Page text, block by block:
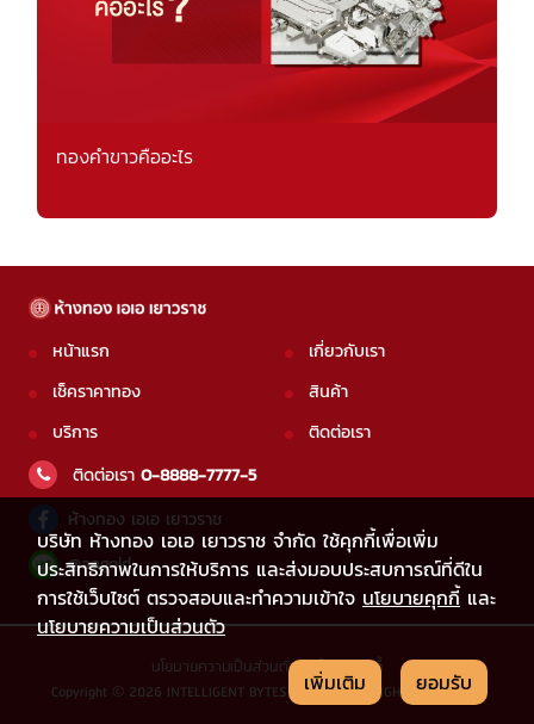
ทองคำขาวคืออะไร
บริษัท ห้างทอง เอเอ เยาวราช จำกัด ใช้คุกกี้เพื่อเพิ่ม
ประสิทธิภาพในการให้บริการ และส่งมอบประสบการณ์ที่ดีใน
การใช้เว็บไซต์ ตรวจสอบและทำความเข้าใจ นโยบายคุกกี้และ
นโยบายความเป็นส่วนตัว
เพิ่มเติม
ยอมรับ
หน้าแรก
เช็คราคาทอง
บริการ
เกี่ยวกับเรา
สินค้า
ติดต่อเรา
ติดต่อเรา 0-8888-7777-5
ห้างทอง เอเอ เยาวราช
@aagold
นโยบายความเป็นส่วนตัว|นโยบายคุกกี้
Copyright © 2026 INTELLIGENT BYTES CO.,LTD. ALL RIGHTS RESERVED.